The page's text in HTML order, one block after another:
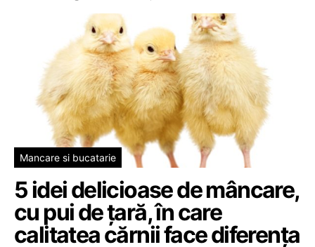
Mancare si bucatarie
5 idei delicioase de mâncare,
cu pui de țară, în care
calitatea cărnii face diferența